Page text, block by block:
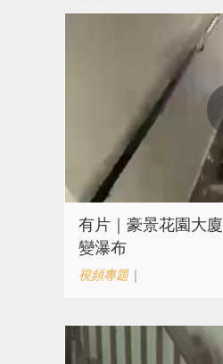
有片｜豪景花園大
變瀑布
視頻專題|